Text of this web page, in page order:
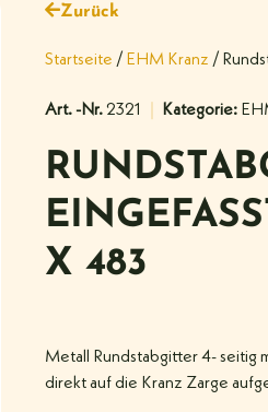
Zurück
Startseite / EHM Kranz /
Art. -Nr.2321 Kategorie:
X 483
Metall Rundstabgitter 4- seitig
direkt auf die Kranz Zarge